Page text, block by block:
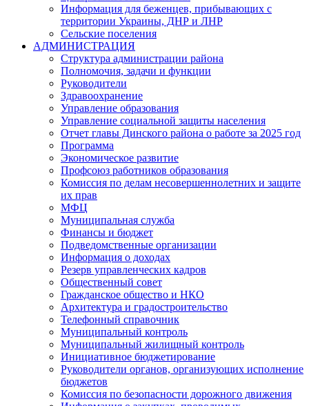
Информация для беженцев, прибывающих с
территории Украины, ДНР и ЛНР
Сельские поселения
АДМИНИСТРАЦИЯ
Структура администрации района
Полномочия, задачи и функции
Руководители
Здравоохранение
Управление образования
Управление социальной защиты населения
Отчет главы Динского района о работе за 2025 год
Программа
Экономическое развитие
Профсоюз работников образования
Комиссия по делам несовершеннолетних и защите
их прав
МФЦ
Муниципальная служба
Финансы и бюджет
Подведомственные организации
Информация о доходах
Резерв управленческих кадров
Общественный совет
Гражданское общество и НКО
Архитектура и градостроительство
Телефонный справочник
Муниципальный контроль
Муниципальный жилищный контроль
Инициативное бюджетирование
Руководители органов, организующих исполнение
бюджетов
Комиссия по безопасности дорожного движения